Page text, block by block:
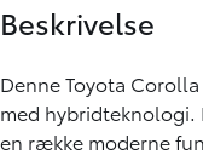
Beskrivelse
Denne Toyota
med hybridteknologi.
en række moderne